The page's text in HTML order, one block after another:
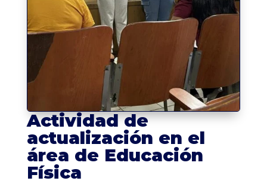
Actividad de
actualización en el
área de Educación
Física